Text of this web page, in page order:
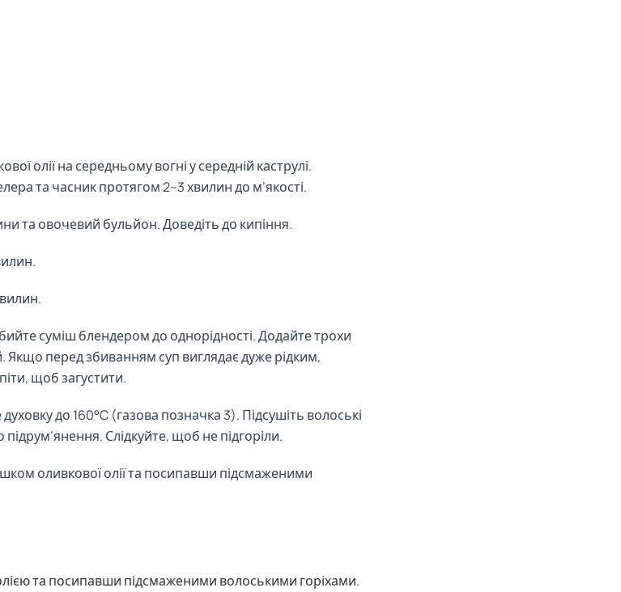
олії на середньому вогні у середній каструлі.
та часник протягом 2–3 хвилин до м’якості.
та овочевий бульйон. Доведіть до кипіння.
суміш блендером до однорідності. Додайте трохи
Якщо перед збиванням суп виглядає дуже рідким,
щоб загустити.
духовку до 160°C (газова позначка 3). Підсушіть волоські
підрум’янення. Слідкуйте, щоб не підгоріли.
оливкової олії та посипавши підсмаженими
та посипавши підсмаженими волоськими горіхами.